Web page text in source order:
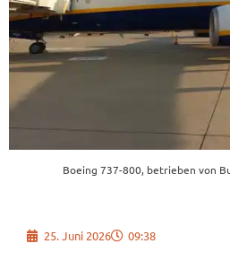
Boeing 737-800, betrieben von
25. Juni 2026 09:38